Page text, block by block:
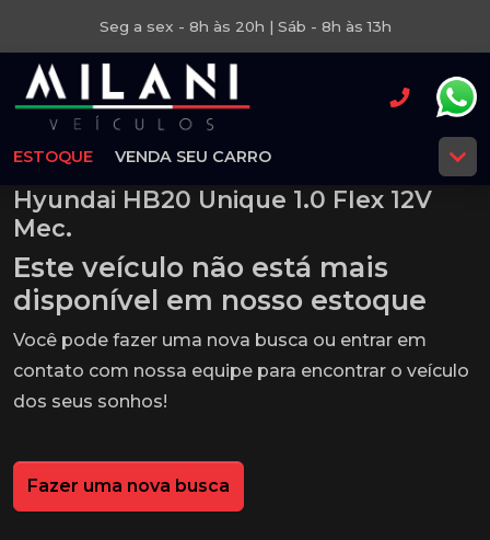
Seg a sex - 8h às 20h | Sáb - 8h às 13h
ESTOQUE VENDA SEU CARRO
Hyundai HB20 Unique 1.0 Flex 12V
Mec.
Este veículo não está mais
disponível em nosso estoque
Você pode fazer uma nova busca ou entrar em
contato com nossa equipe para encontrar o veículo
dos seus sonhos!
Fazer uma nova busca